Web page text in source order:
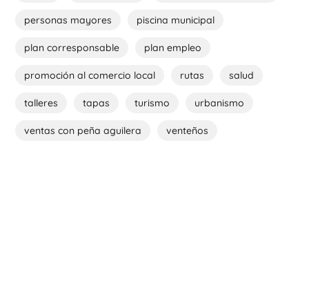
personas mayores piscina municipal
plan corresponsable plan empleo
promoción al comercio local rutas salud
talleres tapas turismo urbanismo
ventas con peña aguilera venteños